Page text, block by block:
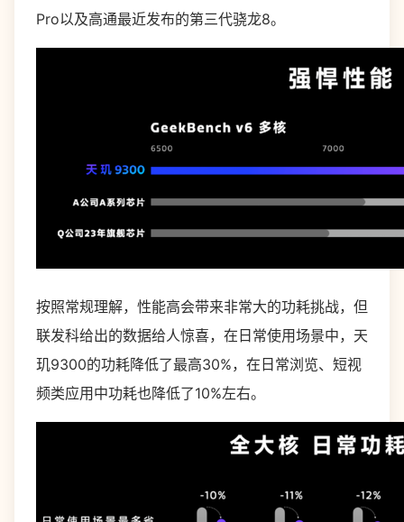
Pro以及高通最近发布的第三代骁龙8。
按照常规理解，性能高会带来非常大的功耗挑战，但
联发科给出的数据给人惊喜，在日常使用场景中，天
玑9300的功耗降低了最高30%，在日常浏览、短视
频类应用中功耗也降低了10%左右。